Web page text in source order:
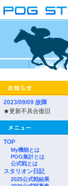
2023/09/09 故障
★更新不具合復旧
TOP
My機能とは
POG集計とは
公式戦とは
スタリオン日記
2025公式戦結果